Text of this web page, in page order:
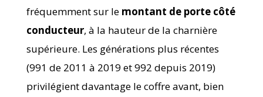
fréquemment sur le montant de porte côté
conducteur, à la hauteur de la charnière
supérieure. Les générations plus récentes
(991 de 2011 à 2019 et 992 depuis 2019)
privilégient davantage le coffre avant, bien